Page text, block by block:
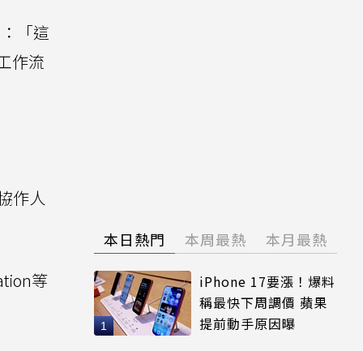
「這
作流
作人
等
本日熱門 本周最熱 本月最熱
iPhone 17要漲！爆料
稱最快下周調價 蘋果
提前動手原因曝